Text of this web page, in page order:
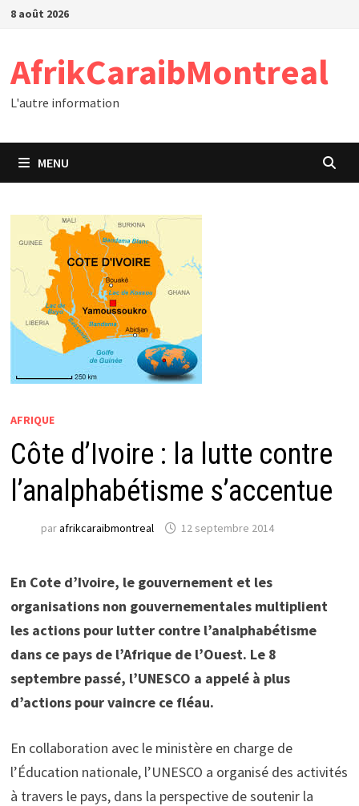
Passer
8 août 2026
AfrikCaraibMontreal
L'autre information
MENU
AFRIQUE
Côte d’Ivoire : la lutte contre
l’analphabétisme s’accentue
parafrikcaraibmontreal 12 septembre 2014
En Cote d’Ivoire, le gouvernement et les
organisations non gouvernementales multiplient
les actions pour lutter contre l’analphabétisme
dans ce pays de l’Afrique de l’Ouest. Le 8
septembre passé, l’UNESCO a appelé à plus
d’actions pour vaincre ce fléau.
En collaboration avec le ministère en charge de
l’Éducation nationale, l’UNESCO a organisé des activités
à travers le pays, dans la perspective de soutenir la